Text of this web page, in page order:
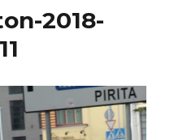
2018-